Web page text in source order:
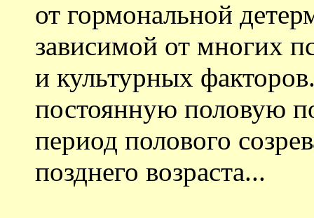
от гормональной
зависимой от многих
и культурных
постоянную половую
период полового
позднего возраста...